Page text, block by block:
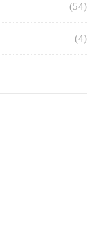
(54)
(4)